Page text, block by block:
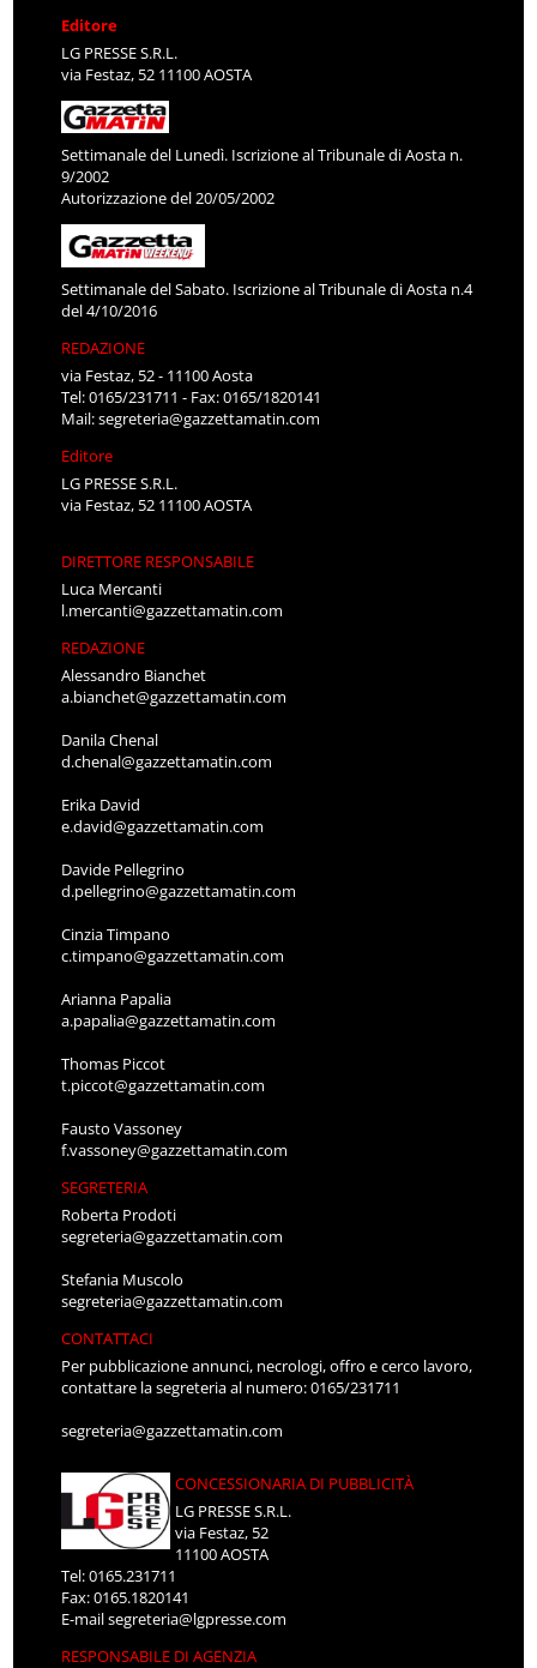
Editore
LG PRESSE S.R.L.
via Festaz, 52 11100 AOSTA
Settimanale del Lunedì. Iscrizione al Tribunale di Aosta n.
9/2002
Autorizzazione del 20/05/2002
Settimanale del Sabato. Iscrizione al Tribunale di Aosta n.4
del 4/10/2016
REDAZIONE
via Festaz, 52 - 11100 Aosta
Tel: 0165/231711 - Fax: 0165/1820141
Mail:segreteria@gazzettamatin.com
Editore
LG PRESSE S.R.L.
via Festaz, 52 11100 AOSTA
DIRETTORE RESPONSABILE
Luca Mercanti
l.mercanti@gazzettamatin.com
REDAZIONE
Alessandro Bianchet
a.bianchet@gazzettamatin.com
Danila Chenal
d.chenal@gazzettamatin.com
Erika David
e.david@gazzettamatin.com
Davide Pellegrino
d.pellegrino@gazzettamatin.com
Cinzia Timpano
c.timpano@gazzettamatin.com
Arianna Papalia
a.papalia@gazzettamatin.com
Thomas Piccot
t.piccot@gazzettamatin.com
Fausto Vassoney
f.vassoney@gazzettamatin.com
SEGRETERIA
Roberta Prodoti
segreteria@gazzettamatin.com
Stefania Muscolo
segreteria@gazzettamatin.com
CONTATTACI
Per pubblicazione annunci, necrologi, offro e cerco lavoro,
contattare la segreteria al numero: 0165/231711
segreteria@gazzettamatin.com
CONCESSIONARIA DI PUBBLICITÀ
LG PRESSE S.R.L.
via Festaz, 52
11100 AOSTA
Tel: 0165.231711
Fax: 0165.1820141
E-mailsegreteria@lgpresse.com
RESPONSABILE DI AGENZIA